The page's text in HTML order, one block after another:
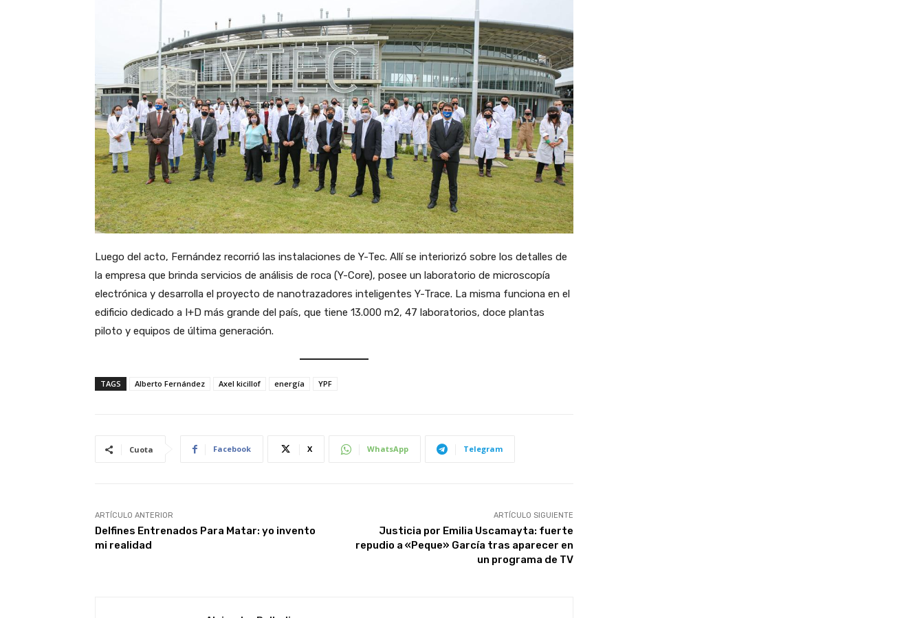
Luego del acto, Fernández recorrió las instalaciones de Y-Tec. Allí se interiorizó sobre los detalles de
la empresa que brinda servicios de análisis de roca (Y-Core), posee un laboratorio de microscopía
electrónica y desarrolla el proyecto de nanotrazadores inteligentes Y-Trace. La misma funciona en el
edificio dedicado a I+D más grande del país, que tiene 13.000 m2, 47 laboratorios, doce plantas
piloto y equipos de última generación.
TAGS Alberto Fernández Axel kicillof energía YPF
Cuota Facebook X WhatsApp Telegram
ARTÍCULO ANTERIOR
Delfines Entrenados Para Matar: yo invento
mi realidad
ARTÍCULO SIGUIENTE
Justicia por Emilia Uscamayta: fuerte
repudio a «Peque» García tras aparecer en
un programa de TV